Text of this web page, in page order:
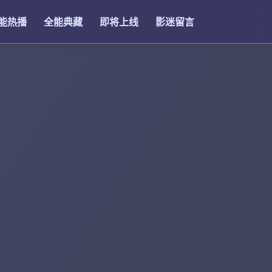
热播 全能典藏 即将上线 影迷留言